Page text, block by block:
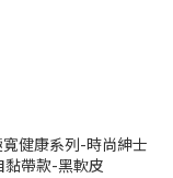
寬健康系列-時尚紳士
黏帶款-黑軟皮